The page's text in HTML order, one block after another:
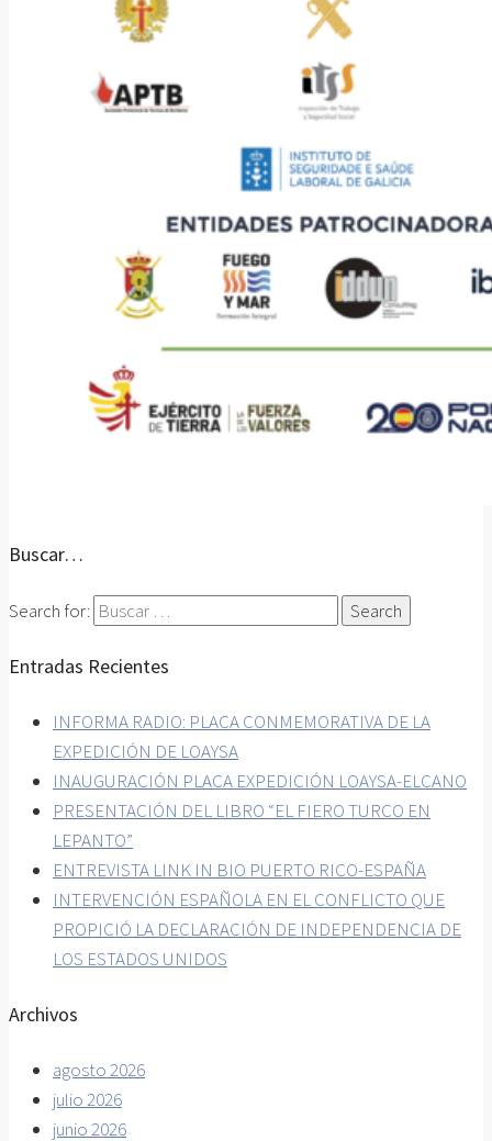
Buscar…
Search for:
Entradas Recientes
INFORMA RADIO: PLACA CONMEMORATIVA DE LA
EXPEDICIÓN DE LOAYSA
INAUGURACIÓN PLACA EXPEDICIÓN LOAYSA-ELCANO
PRESENTACIÓN DEL LIBRO “EL FIERO TURCO EN
LEPANTO”
ENTREVISTA LINK IN BIO PUERTO RICO-ESPAÑA
INTERVENCIÓN ESPAÑOLA EN EL CONFLICTO QUE
PROPICIÓ LA DECLARACIÓN DE INDEPENDENCIA DE
LOS ESTADOS UNIDOS
Archivos
agosto 2026
julio 2026
junio 2026